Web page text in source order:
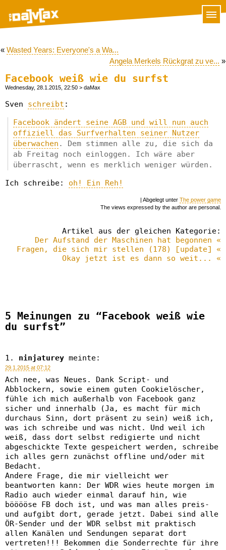
« Wasted Years: Everyone's a Wa...
Angela Merkels Rückgrat zu ve... »
Facebook weiß wie du surfst
Wednesday, 28.1.2015, 22:50 > daMax
Sven schreibt :
Facebook ändert seine AGB und will nun auch
offiziell das Surfverhalten seiner Nutzer
überwachen . Dem stimmen alle zu, die sich da
ab Freitag noch einloggen. Ich wäre aber
überrascht, wenn es merklich weniger würden.
Ich schreibe: oh! Ein Reh!
| Abgelegt unter The power game
The views expressed by the author are personal.
Artikel aus der gleichen Kategorie:
Der Aufstand der Maschinen hat begonnen «
Fragen, die sich mir stellen (178) [update] «
Okay jetzt ist es dann so weit... «
5 Meinungen zu “Facebook weiß wie
du surfst”
ninjaturey meinte:
29.1.2015 at 07:12
Ach nee, was Neues. Dank Script- und
Abblockern, sowie einem guten Cookielöscher,
fühle ich mich außerhalb von Facebook ganz
sicher und innerhalb (Ja, es macht für mich
durchaus Sinn, dort präsent zu sein) weiß ich,
was ich schreibe und was nicht. Und weil ich
weiß, dass dort selbst redigierte und nicht
abgeschickte Texte gespeichert werden, schreibe
ich alles gern zunächst offline und/oder mit
Bedacht.
Andere Frage, die mir vielleicht wer
beantworten kann: Der WDR wies heute morgen im
Radio auch wieder einmal darauf hin, wie
bööööse FB doch ist, und was man alles preis-
und aufgibt dort, gerade jetzt. Dabei sind alle
ÖR-Sender und der WDR selbst mit praktisch
allen Kanälen und Sendungen separat dort
vertreten!!! Bekommen die Sonderrechte für ihre